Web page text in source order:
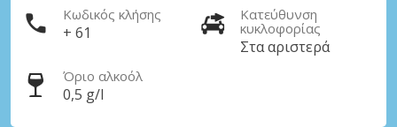
Κωδικός κλήσης
+ 61
Κατεύθυνση
κυκλοφορίας
Στα αριστερά
Όριο αλκοόλ
0,5 g/l